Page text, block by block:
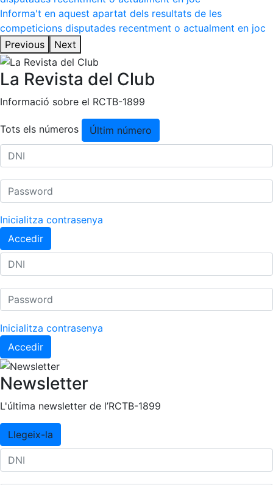
Informa't en aquest apartat dels resultats de les
competicions disputades recentment o actualment en joc
Previous
Next
La Revista del Club
Informació sobre el RCTB-1899
Tots els números Últim número
Inicialitza contrasenya
Accedir
Inicialitza contrasenya
Accedir
Newsletter
L'última newsletter de l’RCTB-1899
Llegeix-la